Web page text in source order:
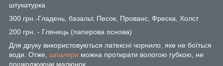
штукатурка
300 грн.-Гладень, базальт, Песок, Прованс, Фреска, Холст
200 грн. - Глянець (паперова основа)
Для друку використовуються латексні чорнило, яке не боїться
води. Отже, шпалери можна протирати вологою губкою, не
пошкоджуючи малюнок.